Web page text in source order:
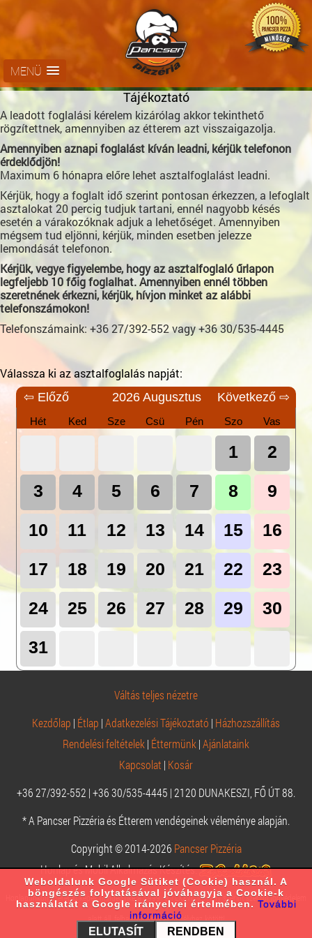
MENÜ
Tájékoztató
A leadott foglalási kérelem kizárólag akkor tekinthető
rögzítettnek, amennyiben az étterem azt visszaigazolja.
Amennyiben aznapi foglalást kíván leadni, kérjük telefonon
érdeklődjön!
Maximum 6 hónapra előre lehet asztalfoglalást leadni.
Kérjük, hogy a foglalt idő szerint pontosan érkezzen, a lefoglalt
asztalokat 20 percig tudjuk tartani, ennél nagyobb késés
esetén a várakozóknak adjuk a lehetőséget. Amennyiben
mégsem tud eljönni, kérjük, minden esetben jelezze
lemondását telefonon.
Kérjük, vegye figyelembe, hogy az asztalfoglaló űrlapon
legfeljebb 10 főig foglalhat. Amennyiben ennél többen
szeretnének érkezni, kérjük, hívjon minket az alábbi
telefonszámokon!
Telefonszámaink: +36 27/392-552 vagy +36 30/535-4445
Válassza ki az asztalfoglalás napját:
⇦ Előző 2026 Augusztus Következő ⇨
Hét Ked Sze Csü Pén Szo Vas
1
2
3
4 5 6 7 8
9
10
11 12 13 14 15
16
17
18 19 20 21 22
23
24
25 26 27 28 29
30
31
Váltás teljes nézetre
Kezdőlap | Étlap |Adatkezelési Tájékoztató | Házhozszállítás
Rendelési feltételek | Éttermünk |Ajánlataink
Kapcsolat | Kosár
+36 27/392-552 | +36 30/535-4445 | 2120 DUNAKESZI, FŐ ÚT 88.
* A Pancser Pizzéria és Étterem vendégeinek véleménye alapján.
Copyright © 2014-2026 Pancser Pizzéria
Honlap és Mobil Alkalmazás Készítés:
Honlapunkon szereplő képek mindegyike a 1999. évi LXXVI. törvény szerint szerzői jogvédelem
alatt áll, felhasználásuk engedélyhez kötött!
Weboldalunk Google Sütiket (Cookie) használ. A
böngészés folytatásával jóváhagyja a Cookie-k
használatát a Google irányelvei értelmében. További
információ
ELUTASÍT RENDBEN